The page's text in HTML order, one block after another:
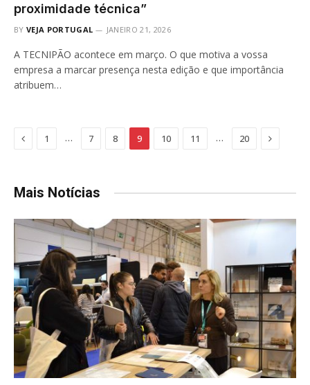
proximidade técnica”
BY VEJA PORTUGAL JANEIRO 21, 2026
A TECNIPÃO acontece em março. O que motiva a vossa
empresa a marcar presença nesta edição e que importância
atribuem…
Previous
1 … 7 8 9 10 11 … 20 Next
Mais Notícias